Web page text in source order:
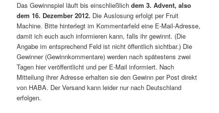
Das Gewinnspiel läuft bis einschließlichdem 3. Advent, also
dem 16. Dezember 2012. Die Auslosung erfolgt per Fruit
Machine. Bitte hinterlegt im Kommentarfeld eine E-Mail-Adresse,
damit ich euch auch informieren kann, falls ihr gewinnt. (Die
Angabe im entsprechend Feld ist nicht öffentlich sichtbar.) Die
Gewinner (Gewinnkommentare) werden nach spätestens zwei
Tagen hier veröffentlicht und per E-Mail informiert. Nach
Mitteilung ihrer Adresse erhalten sie den Gewinn per Post direkt
von HABA. Der Versand kann leider nur nach Deutschland
erfolgen.